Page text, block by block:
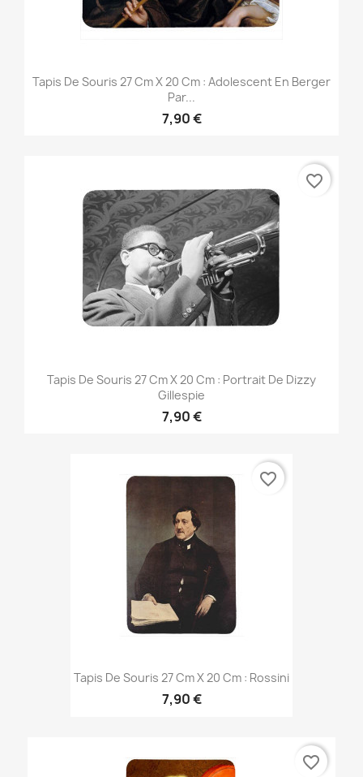
Tapis De Souris 27 Cm X 20 Cm : Adolescent En Berger
Par...
7,90 €
Tapis De Souris 27 Cm X 20 Cm : Portrait De Dizzy
Gillespie
7,90 €
favorite_border
Tapis De Souris 27 Cm X 20 Cm : Rossini
7,90 €
favorite_border
favorite_border